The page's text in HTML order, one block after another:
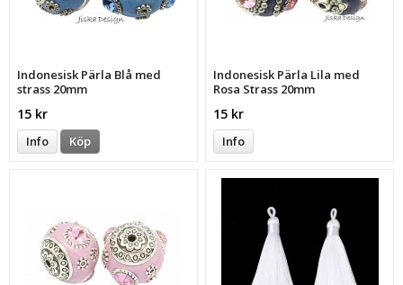
Indonesisk Pärla Blå med
strass 20mm
15 kr
Info Köp
Indonesisk Pärla Lila med
Rosa Strass 20mm
15 kr
Info